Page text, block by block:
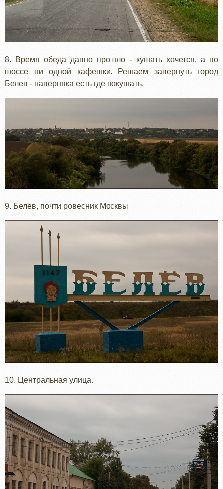
8. Время обеда давно прошло - кушать хочется, а по
шоссе ни одной кафешки. Решаем завернуть город
Белев - наверняка есть где покушать.
9. Белев, почти ровесник Москвы
10. Центральная улица.